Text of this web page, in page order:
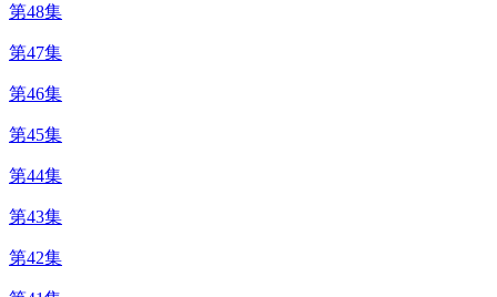
第48集
第47集
第46集
第45集
第44集
第43集
第42集